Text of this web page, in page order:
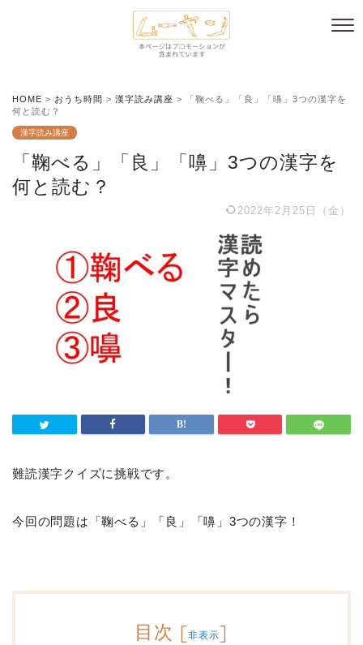
HOME > おうち時間 > 漢字読み講座 >
「鞠べる」「良」「嚊」3つの漢字を
何と読む？
漢字読み講座
「鞠べる」「良」「嚊」3つの漢字を
何と読む？
2022年2月25日（金）
難読漢字クイズに挑戦です。
今回の問題は「鞠べる」「良」「嚊」3つの漢字！
目次 [非表示]